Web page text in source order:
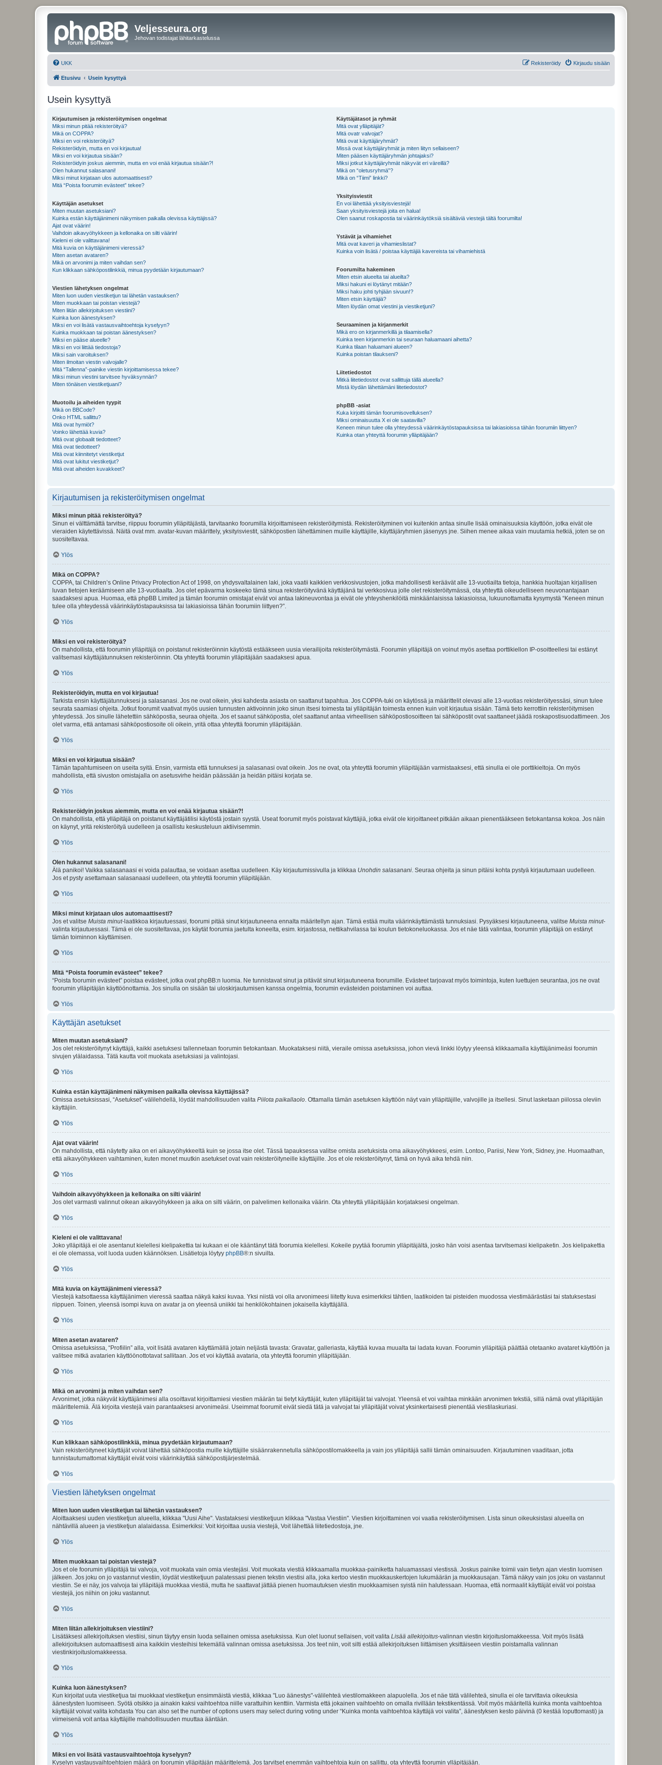
Veljesseura.org
Jehovan todistajat lähitarkastelussa
UKK Kirjaudu sisään
Rekisteröidy
Etusivu Usein kysyttyä
Usein kysyttyä
Kirjautumisen ja rekisteröitymisen ongelmat
Miksi minun pitää rekisteröityä?
Mikä on COPPA?
Miksi en voi rekisteröityä?
Rekisteröidyin, mutta en voi kirjautua!
Miksi en voi kirjautua sisään?
Rekisteröidyin joskus aiemmin, mutta en voi enää kirjautua sisään?!
Olen hukannut salasanani!
Miksi minut kirjataan ulos automaattisesti?
Mitä “Poista foorumin evästeet” tekee?
Käyttäjän asetukset
Miten muutan asetuksiani?
Kuinka estän käyttäjänimeni näkymisen paikalla olevissa käyttäjissä?
Ajat ovat väärin!
Vaihdoin aikavyöhykkeen ja kellonaika on silti väärin!
Kieleni ei ole valittavana!
Mitä kuvia on käyttäjänimeni vieressä?
Miten asetan avataren?
Mikä on arvonimi ja miten vaihdan sen?
Kun klikkaan sähköpostilinkkiä, minua pyydetään kirjautumaan?
Viestien lähetyksen ongelmat
Miten luon uuden viestiketjun tai lähetän vastauksen?
Miten muokkaan tai poistan viestejä?
Miten liitän allekirjoituksen viestiini?
Kuinka luon äänestyksen?
Miksi en voi lisätä vastausvaihtoehtoja kyselyyn?
Kuinka muokkaan tai poistan äänestyksen?
Miksi en pääse alueelle?
Miksi en voi liittää tiedostoja?
Miksi sain varoituksen?
Miten ilmoitan viestin valvojalle?
Mitä “Tallenna”-painike viestin kirjoittamisessa tekee?
Miksi minun viestini tarvitsee hyväksynnän?
Miten tönäisen viestiketjuani?
Muotoilu ja aiheiden tyypit
Mikä on BBCode?
Onko HTML sallittu?
Mitä ovat hymiöt?
Voinko lähettää kuvia?
Mitä ovat globaalit tiedotteet?
Mitä ovat tiedotteet?
Mitä ovat kiinnitetyt viestiketjut
Mitä ovat lukitut viestiketjut?
Mitä ovat aiheiden kuvakkeet?
Käyttäjätasot ja ryhmät
Mitä ovat ylläpitäjät?
Mitä ovatr valvojat?
Mitä ovat käyttäjäryhmät?
Missä ovat käyttäjäryhmät ja miten liityn sellaiseen?
Miten pääsen käyttäjäryhmän johtajaksi?
Miksi jotkut käyttäjäryhmät näkyvät eri väreillä?
Mikä on “oletusryhmä”?
Mikä on “Tiimi” linkki?
Yksityisviestit
En voi lähettää yksityisviestejä!
Saan yksityisviestejä joita en halua!
Olen saanut roskapostia tai väärinkäytöksiä sisältäviä viestejä tältä foorumilta!
Ystävät ja vihamiehet
Mitä ovat kaveri ja vihamieslistat?
Kuinka voin lisätä / poistaa käyttäjiä kavereista tai vihamiehistä
Foorumilta hakeminen
Miten etsin alueelta tai alueilta?
Miksi hakuni ei löytänyt mitään?
Miksi haku johti tyhjään sivuun!?
Miten etsin käyttäjiä?
Miten löydän omat viestini ja viestiketjuni?
Seuraaminen ja kirjanmerkit
Mikä ero on kirjanmerkillä ja tilaamisella?
Kuinka teen kirjanmerkin tai seuraan haluamaani aihetta?
Kuinka tilaan haluamani alueen?
Kuinka poistan tilaukseni?
Liitetiedostot
Mitkä liitetiedostot ovat sallittuja tällä alueella?
Mistä löydän lähettämäni liitetiedostot?
phpBB -asiat
Kuka kirjoitti tämän foorumisovelluksen?
Miksi ominaisuutta X ei ole saatavilla?
Keneen minun tulee olla yhteydessä väärinkäytöstapauksissa tai lakiasioissa tähän foorumiin liittyen?
Kuinka otan yhteyttä foorumin ylläpitäjään?
Kirjautumisen ja rekisteröitymisen ongelmat
Miksi minun pitää rekisteröityä?
Sinun ei välttämättä tarvitse, riippuu foorumin ylläpitäjästä, tarvitaanko foorumilla kirjoittamiseen rekisteröitymistä. Rekisteröityminen voi kuitenkin antaa sinulle lisää ominaisuuksia käyttöön, jotka eivät ole
vieraiden käytettävissä. Näitä ovat mm. avatar-kuvan määrittely, yksityisviestit, sähköpostien lähettäminen muille käyttäjille, käyttäjäryhmien jäsenyys jne. Siihen menee aikaa vain muutamia hetkiä, joten se on
suositeltavaa.
Ylös
Mikä on COPPA?
COPPA, tai Children’s Online Privacy Protection Act of 1998, on yhdysvaltalainen laki, joka vaatii kaikkien verkkosivustojen, jotka mahdollisesti keräävät alle 13-vuotiailta tietoja, hankkia huoltajan kirjallisen
luvan tietojen keräämiseen alle 13-vuotiaalta. Jos olet epävarma koskeeko tämä sinua rekisteröityvänä käyttäjänä tai verkkosivua jolle olet rekisteröitymässä, ota yhteyttä oikeudelliseen neuvonantajaan
saadaksesi apua. Huomaa, että phpBB Limited ja tämän foorumin omistajat eivät voi antaa lakineuvontaa ja eivät ole yhteyshenkilöitä minkäänlaisissa lakiasioissa, lukuunottamatta kysymystä “Keneen minun
tulee olla yhteydessä väärinkäytöstapauksissa tai lakiasioissa tähän foorumiin liittyen?”.
Ylös
Miksi en voi rekisteröityä?
On mahdollista, että foorumin ylläpitäjä on poistanut rekisteröinnin käytöstä estääkseen uusia vierailijoita rekisteröitymästä. Foorumin ylläpitäjä on voinut myös asettaa porttikiellon IP-osoitteellesi tai estänyt
valitsemasi käyttäjätunnuksen rekisteröinnin. Ota yhteyttä foorumin ylläpitäjään saadaksesi apua.
Ylös
Rekisteröidyin, mutta en voi kirjautua!
Tarkista ensin käyttäjätunnuksesi ja salasanasi. Jos ne ovat oikein, yksi kahdesta asiasta on saattanut tapahtua. Jos COPPA-tuki on käytössä ja määrittelit olevasi alle 13-vuotias rekisteröityessäsi, sinun tulee
seurata saamiasi ohjeita. Jotkut foorumit vaativat myös uusien tunnusten aktivoinnin joko sinun itsesi toimesta tai ylläpitäjän toimesta ennen kuin voit kirjautua sisään. Tämä tieto kerrottiin rekisteröitymisen
yhteydessä. Jos sinulle lähetettiin sähköpostia, seuraa ohjeita. Jos et saanut sähköpostia, olet saattanut antaa virheellisen sähköpostiosoitteen tai sähköpostit ovat saattaneet jäädä roskapostisuodattimeen. Jos
olet varma, että antamasi sähköpostiosoite oli oikein, yritä ottaa yhteyttä foorumin ylläpitäjään.
Ylös
Miksi en voi kirjautua sisään?
Tämän tapahtumiseen on useita syitä. Ensin, varmista että tunnuksesi ja salasanasi ovat oikein. Jos ne ovat, ota yhteyttä foorumin ylläpitäjään varmistaaksesi, että sinulla ei ole porttikieltoja. On myös
mahdollista, että sivuston omistajalla on asetusvirhe heidän päässään ja heidän pitäisi korjata se.
Ylös
Rekisteröidyin joskus aiemmin, mutta en voi enää kirjautua sisään?!
On mahdollista, että ylläpitäjä on poistanut käyttäjätilisi käytöstä jostain syystä. Useat foorumit myös poistavat käyttäjiä, jotka eivät ole kirjoittaneet pitkään aikaan pienentääkseen tietokantansa kokoa. Jos näin
on käynyt, yritä rekisteröityä uudelleen ja osallistu keskusteluun aktiivisemmin.
Ylös
Olen hukannut salasanani!
Älä panikoi! Vaikka salasanaasi ei voida palauttaa, se voidaan asettaa uudelleen. Käy kirjautumissivulla ja klikkaa Unohdin salasanani . Seuraa ohjeita ja sinun pitäisi kohta pystyä kirjautumaan uudelleen.
Jos et pysty asettamaan salasanaasi uudelleen, ota yhteyttä foorumin ylläpitäjään.
Ylös
Miksi minut kirjataan ulos automaattisesti?
Jos et valitse Muista minut-laatikkoa kirjautuessasi, foorumi pitää sinut kirjautuneena ennalta määritellyn ajan. Tämä estää muita väärinkäyttämästä tunnuksiasi. Pysyäksesi kirjautuneena, valitse Muista minut-
valinta kirjautuessasi. Tämä ei ole suositeltavaa, jos käytät foorumia jaetulta koneelta, esim. kirjastossa, nettikahvilassa tai koulun tietokoneluokassa. Jos et näe tätä valintaa, foorumin ylläpitäjä on estänyt
tämän toiminnon käyttämisen.
Ylös
Mitä “Poista foorumin evästeet” tekee?
“Poista foorumin evästeet” poistaa evästeet, jotka ovat phpBB:n luomia. Ne tunnistavat sinut ja pitävät sinut kirjautuneena foorumille. Evästeet tarjoavat myös toimintoja, kuten luettujen seurantaa, jos ne ovat
foorumin ylläpitäjän käyttöönottamia. Jos sinulla on sisään tai uloskirjautumisen kanssa ongelmia, foorumin evästeiden poistaminen voi auttaa.
Ylös
Käyttäjän asetukset
Miten muutan asetuksiani?
Jos olet rekisteröitynyt käyttäjä, kaikki asetuksesi tallennetaan foorumin tietokantaan. Muokataksesi niitä, vieraile omissa asetuksissa, johon vievä linkki löytyy yleensä klikkaamalla käyttäjänimeäsi foorumin
sivujen ylälaidassa. Tätä kautta voit muokata asetuksiasi ja valintojasi.
Ylös
Kuinka estän käyttäjänimeni näkymisen paikalla olevissa käyttäjissä?
Omissa asetuksissasi, “Asetukset”-välilehdellä, löydät mahdollisuuden valita Piilota paikallaolo . Ottamalla tämän asetuksen käyttöön näyt vain ylläpitäjille, valvojille ja itsellesi. Sinut lasketaan piilossa oleviin
käyttäjiin.
Ylös
Ajat ovat väärin!
On mahdollista, että näytetty aika on eri aikavyöhykkeeltä kuin se jossa itse olet. Tässä tapauksessa valitse omista asetuksista oma aikavyöhykkeesi, esim. Lontoo, Pariisi, New York, Sidney, jne. Huomaathan,
että aikavyöhykkeen vaihtaminen, kuten monet muutkin asetukset ovat vain rekisteröityneille käyttäjille. Jos et ole rekisteröitynyt, tämä on hyvä aika tehdä niin.
Ylös
Vaihdoin aikavyöhykkeen ja kellonaika on silti väärin!
Jos olet varmasti valinnut oikean aikavyöhykkeen ja aika on silti väärin, on palvelimen kellonaika väärin. Ota yhteyttä ylläpitäjään korjataksesi ongelman.
Ylös
Kieleni ei ole valittavana!
Joko ylläpitäjä ei ole asentanut kielellesi kielipakettia tai kukaan ei ole kääntänyt tätä foorumia kielellesi. Kokeile pyytää foorumin ylläpitäjältä, josko hän voisi asentaa tarvitsemasi kielipaketin. Jos kielipakettia
ei ole olemassa, voit luoda uuden käännöksen. Lisätietoja löytyy phpBB®:n sivuilta.
Ylös
Mitä kuvia on käyttäjänimeni vieressä?
Viestejä katsottaessa käyttäjänimen vieressä saattaa näkyä kaksi kuvaa. Yksi niistä voi olla arvonimeesi liitetty kuva esimerkiksi tähtien, laatikoiden tai pisteiden muodossa viestimäärästäsi tai statuksestasi
riippuen. Toinen, yleensä isompi kuva on avatar ja on yleensä uniikki tai henkilökohtainen jokaisella käyttäjällä.
Ylös
Miten asetan avataren?
Omissa asetuksissa, “Profiilin” alla, voit lisätä avataren käyttämällä jotain neljästä tavasta: Gravatar, galleriasta, käyttää kuvaa muualta tai ladata kuvan. Foorumin ylläpitäjä päättää otetaanko avataret käyttöön ja
valitsee mitkä avatarien käyttöönottotavat sallitaan. Jos et voi käyttää avataria, ota yhteyttä foorumin ylläpitäjään.
Ylös
Mikä on arvonimi ja miten vaihdan sen?
Arvonimet, jotka näkyvät käyttäjänimesi alla osoittavat kirjoittamiesi viestien määrän tai tietyt käyttäjät, kuten ylläpitäjät tai valvojat. Yleensä et voi vaihtaa minkään arvonimen tekstiä, sillä nämä ovat ylläpitäjän
määrittelemiä. Älä kirjoita viestejä vain parantaaksesi arvonimeäsi. Useimmat foorumit eivät siedä tätä ja valvojat tai ylläpitäjät voivat yksinkertaisesti pienentää viestilaskuriasi.
Ylös
Kun klikkaan sähköpostilinkkiä, minua pyydetään kirjautumaan?
Vain rekisteröityneet käyttäjät voivat lähettää sähköpostia muille käyttäjille sisäänrakennetulla sähköpostilomakkeella ja vain jos ylläpitäjä sallii tämän ominaisuuden. Kirjautuminen vaaditaan, jotta
tunnistautumattomat käyttäjät eivät voisi väärinkäyttää sähköpostijärjestelmää.
Ylös
Viestien lähetyksen ongelmat
Miten luon uuden viestiketjun tai lähetän vastauksen?
Aloittaaksesi uuden viestiketjun alueella, klikkaa "Uusi Aihe". Vastataksesi viestiketjuun klikkaa "Vastaa Viestiin". Viestien kirjoittaminen voi vaatia rekisteröitymisen. Lista sinun oikeuksistasi alueella on
nähtävillä alueen ja viestiketjun alalaidassa. Esimerkiksi: Voit kirjoittaa uusia viestejä, Voit lähettää liitetiedostoja, jne.
Ylös
Miten muokkaan tai poistan viestejä?
Jos et ole foorumin ylläpitäjä tai valvoja, voit muokata vain omia viestejäsi. Voit muokata viestiä klikkaamalla muokkaa-painiketta haluamassasi viestissä. Joskus painike toimii vain tietyn ajan viestin luomisen
jälkeen. Jos joku on jo vastannut viestiin, löydät viestiketjuun palatessasi pienen tekstin viestisi alla, joka kertoo viestin muokkauskertojen lukumäärän ja muokkausajan. Tämä näkyy vain jos joku on vastannut
viestiin. Se ei näy, jos valvoja tai ylläpitäjä muokkaa viestiä, mutta he saattavat jättää pienen huomautuksen viestin muokkaamisen syistä niin halutessaan. Huomaa, että normaalit käyttäjät eivät voi poistaa
viestejä, jos niihin on joku vastannut.
Ylös
Miten liitän allekirjoituksen viestiini?
Lisätäksesi allekirjoituksen viestiisi, sinun täytyy ensin luoda sellainen omissa asetuksissa. Kun olet luonut sellaisen, voit valita Lisää allekirjoitus-valinnan viestin kirjoituslomakkeessa. Voit myös lisätä
allekirjoituksen automaattisesti aina kaikkiin viesteihisi tekemällä valinnan omissa asetuksissa. Jos teet niin, voit silti estää allekirjoituksen liittämisen yksittäiseen viestiin poistamalla valinnan
viestinkirjoituslomakkeessa.
Ylös
Kuinka luon äänestyksen?
Kun kirjoitat uuta viestiketjua tai muokkaat viestiketjun ensimmäistä viestiä, klikkaa "Luo äänestys"-välilehteä viestilomakkeen alapuolella. Jos et näe tätä välilehteä, sinulla ei ole tarvittavia oikeuksia
äänestysten luomiseen. Syötä otsikko ja ainakin kaksi vaihtoehtoa niille varattuihin kenttiin. Varmista että jokainen vaihtoehto on omalla rivillään tekstikentässä. Voit myös määritellä kuinka monta vaihtoehtoa
käyttäjät voivat valita kohdasta You can also set the number of options users may select during voting under “Kuinka monta vaihtoehtoa käyttäjä voi valita”, äänestyksen kesto päivinä (0 kestää loputtomasti) ja
viimeisenä voit antaa käyttäjille mahdollisuuden muuttaa ääntään.
Ylös
Miksi en voi lisätä vastausvaihtoehtoja kyselyyn?
Kyselyn vastausvaihtoehtojen määrä on foorumin ylläpitäjän määrittelemä. Jos tarvitset enemmän vaihtoehtoja kuin on sallittu, ota yhteyttä foorumin ylläpitäjään.